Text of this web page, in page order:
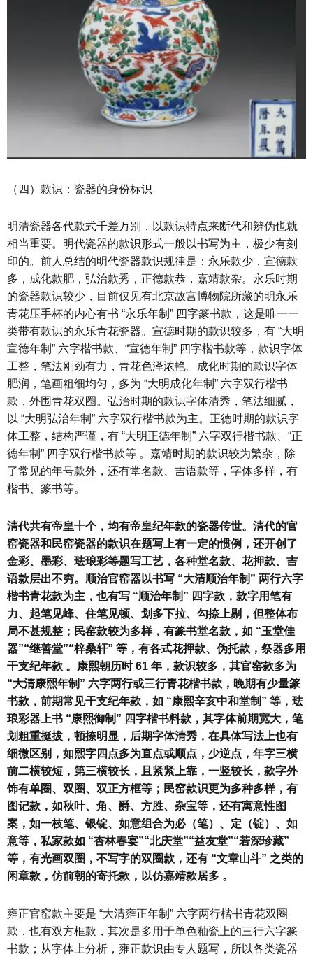
（四）款识：瓷器的身份标识
明清瓷器各代款式千差万别，以款识特点来断代和辨伪也就
相当重要。明代瓷器的款识形式一般以书写为主，极少有刻
印的。前人总结的明代瓷器款识规律是：永乐款少，宣德款
多，成化款肥，弘治款秀，正德款恭，嘉靖款杂。永乐时期
的瓷器款识较少，目前仅见有北京故宫博物院所藏的明永乐
青花压手杯的内心有书 “永乐年制” 四字篆书款，这是唯一一
类带有款识的永乐青花瓷器。宣德时期的款识较多，有 “大明
宣德年制” 六字楷书款、“宣德年制” 四字楷书款等，款识字体
工整，笔法刚劲有力，青花色泽浓艳。成化时期的款识字体
肥润，笔画粗细均匀，多为 “大明成化年制” 六字双行楷书
款，外围青花双圈。弘治时期的款识字体清秀，笔法细腻，
以 “大明弘治年制” 六字双行楷书款为主。正德时期的款识字
体工整，结构严谨，有 “大明正德年制” 六字双行楷书款、“正
德年制” 四字双行楷书款等 。嘉靖时期的款识较为繁杂，除
了常见的年号款外，还有堂名款、吉语款等，字体多样，有
楷书、篆书等。
清代共有帝皇十个，均有帝皇纪年款的瓷器传世。清代的官
窑瓷器和民窑瓷器的款识在题写上有一定的惯例，还开创了
金彩、墨彩、珐琅彩等题写工艺，各种堂名款、花押款、吉
语款层出不穷。顺治官窑器以书写 “大清顺治年制” 两行六字
楷书青花款为主，也有写 “顺治年制” 四字款，款字用笔有
力、起笔见峰、住笔见顿、划多下拉、勾捺上剔，但整体布
局不甚规整；民窑款较为多样，有篆书堂名款，如 “玉堂佳
器”“继善堂”“梓桑轩” 等，有各式花押款、伪托款，祭器多用
干支纪年款 。康熙朝历时 61 年，款识较多，其官窑款多为
“大清康熙年制” 六字两行或三行青花楷书款，晚期有少量篆
书款，前期常见干支纪年款，如 “康熙辛亥中和堂制” 等，珐
琅彩器上书 “康熙御制” 四字楷书料款，其字体前期宽大，笔
划粗重挺拔，顿捺明显，后期字体清秀，在具体写法上也有
细微区别，如熙字四点多为直点或顺点，少逆点，年字三横
前二横较短，第三横较长，且紧紧上靠，一竖较长，款字外
饰有单圈、双圈、双正方框等；民窑款识更为多种多样，有
图记款，如秋叶、角、爵、方胜、杂宝等，还有寓意性图
案，如一枝笔、银锭、如意组合为必（笔）、定（锭）、如
意等，私家款如 “杏林春宴”“北庆堂”“益友堂”“若深珍藏”
等，有光画双圈，不写字的双圈款，还有 “文章山斗” 之类的
闲章款，仿前朝的寄托款，以仿嘉靖款居多 。
雍正官窑款主要是 “大清雍正年制” 六字两行楷书青花双圈
款，也有双方框款，其次是多用于单色釉瓷上的三行六字篆
书款；从字体上分析，雍正款识由专人题写，所以各类瓷器